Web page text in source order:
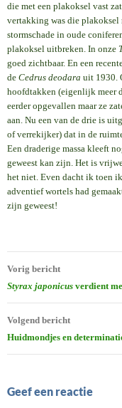
die met een plakoksel vast
vertakking was die plakoksel
stormschade in oude
plakoksel uitbreken. In onze
goed zichtbaar. En een
de Cedrus deodara uit 1930.
hoofdtakken (eigenlijk meer
eerder opgevallen maar ze
aan. Nu een van de drie is
of verrekijker) dat in de
Een draderige massa kleeft
geweest kan zijn. Het is
het niet. Even dacht ik toen
adventief wortels had
zijn geweest!
Bericht
navigatie
Vorig bericht
Styrax japonicus verdient
Volgend bericht
Huidmondjes en
Geef een reactie